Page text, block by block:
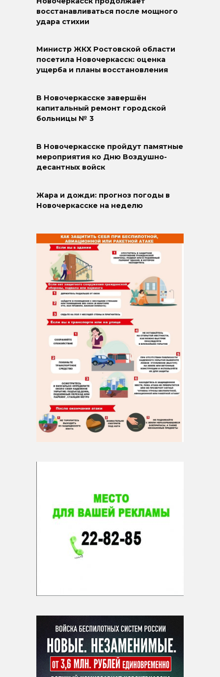
восстанавливаться после мощного
удара стихии
Министр ЖКХ Ростовской области
посетила Новочеркасск: оценка
ущерба и планы восстановления
В Новочеркасске завершён
капитальный ремонт городской
больницы № 3
В Новочеркасске пройдут памятные
мероприятия ко Дню Воздушно-
десантных войск
Жара и дожди: прогноз погоды в
Новочеркасске на неделю